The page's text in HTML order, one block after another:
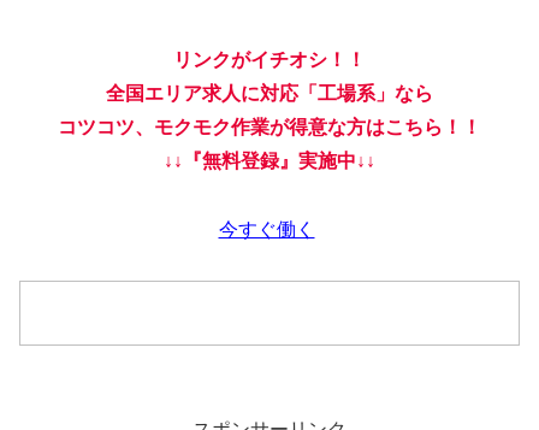
リンクがイチオシ！！
全国エリア求人に対応「工場系」なら
コツコツ、モクモク作業が得意な方はこちら！！
↓↓『無料登録』実施中↓↓
今すぐ働く